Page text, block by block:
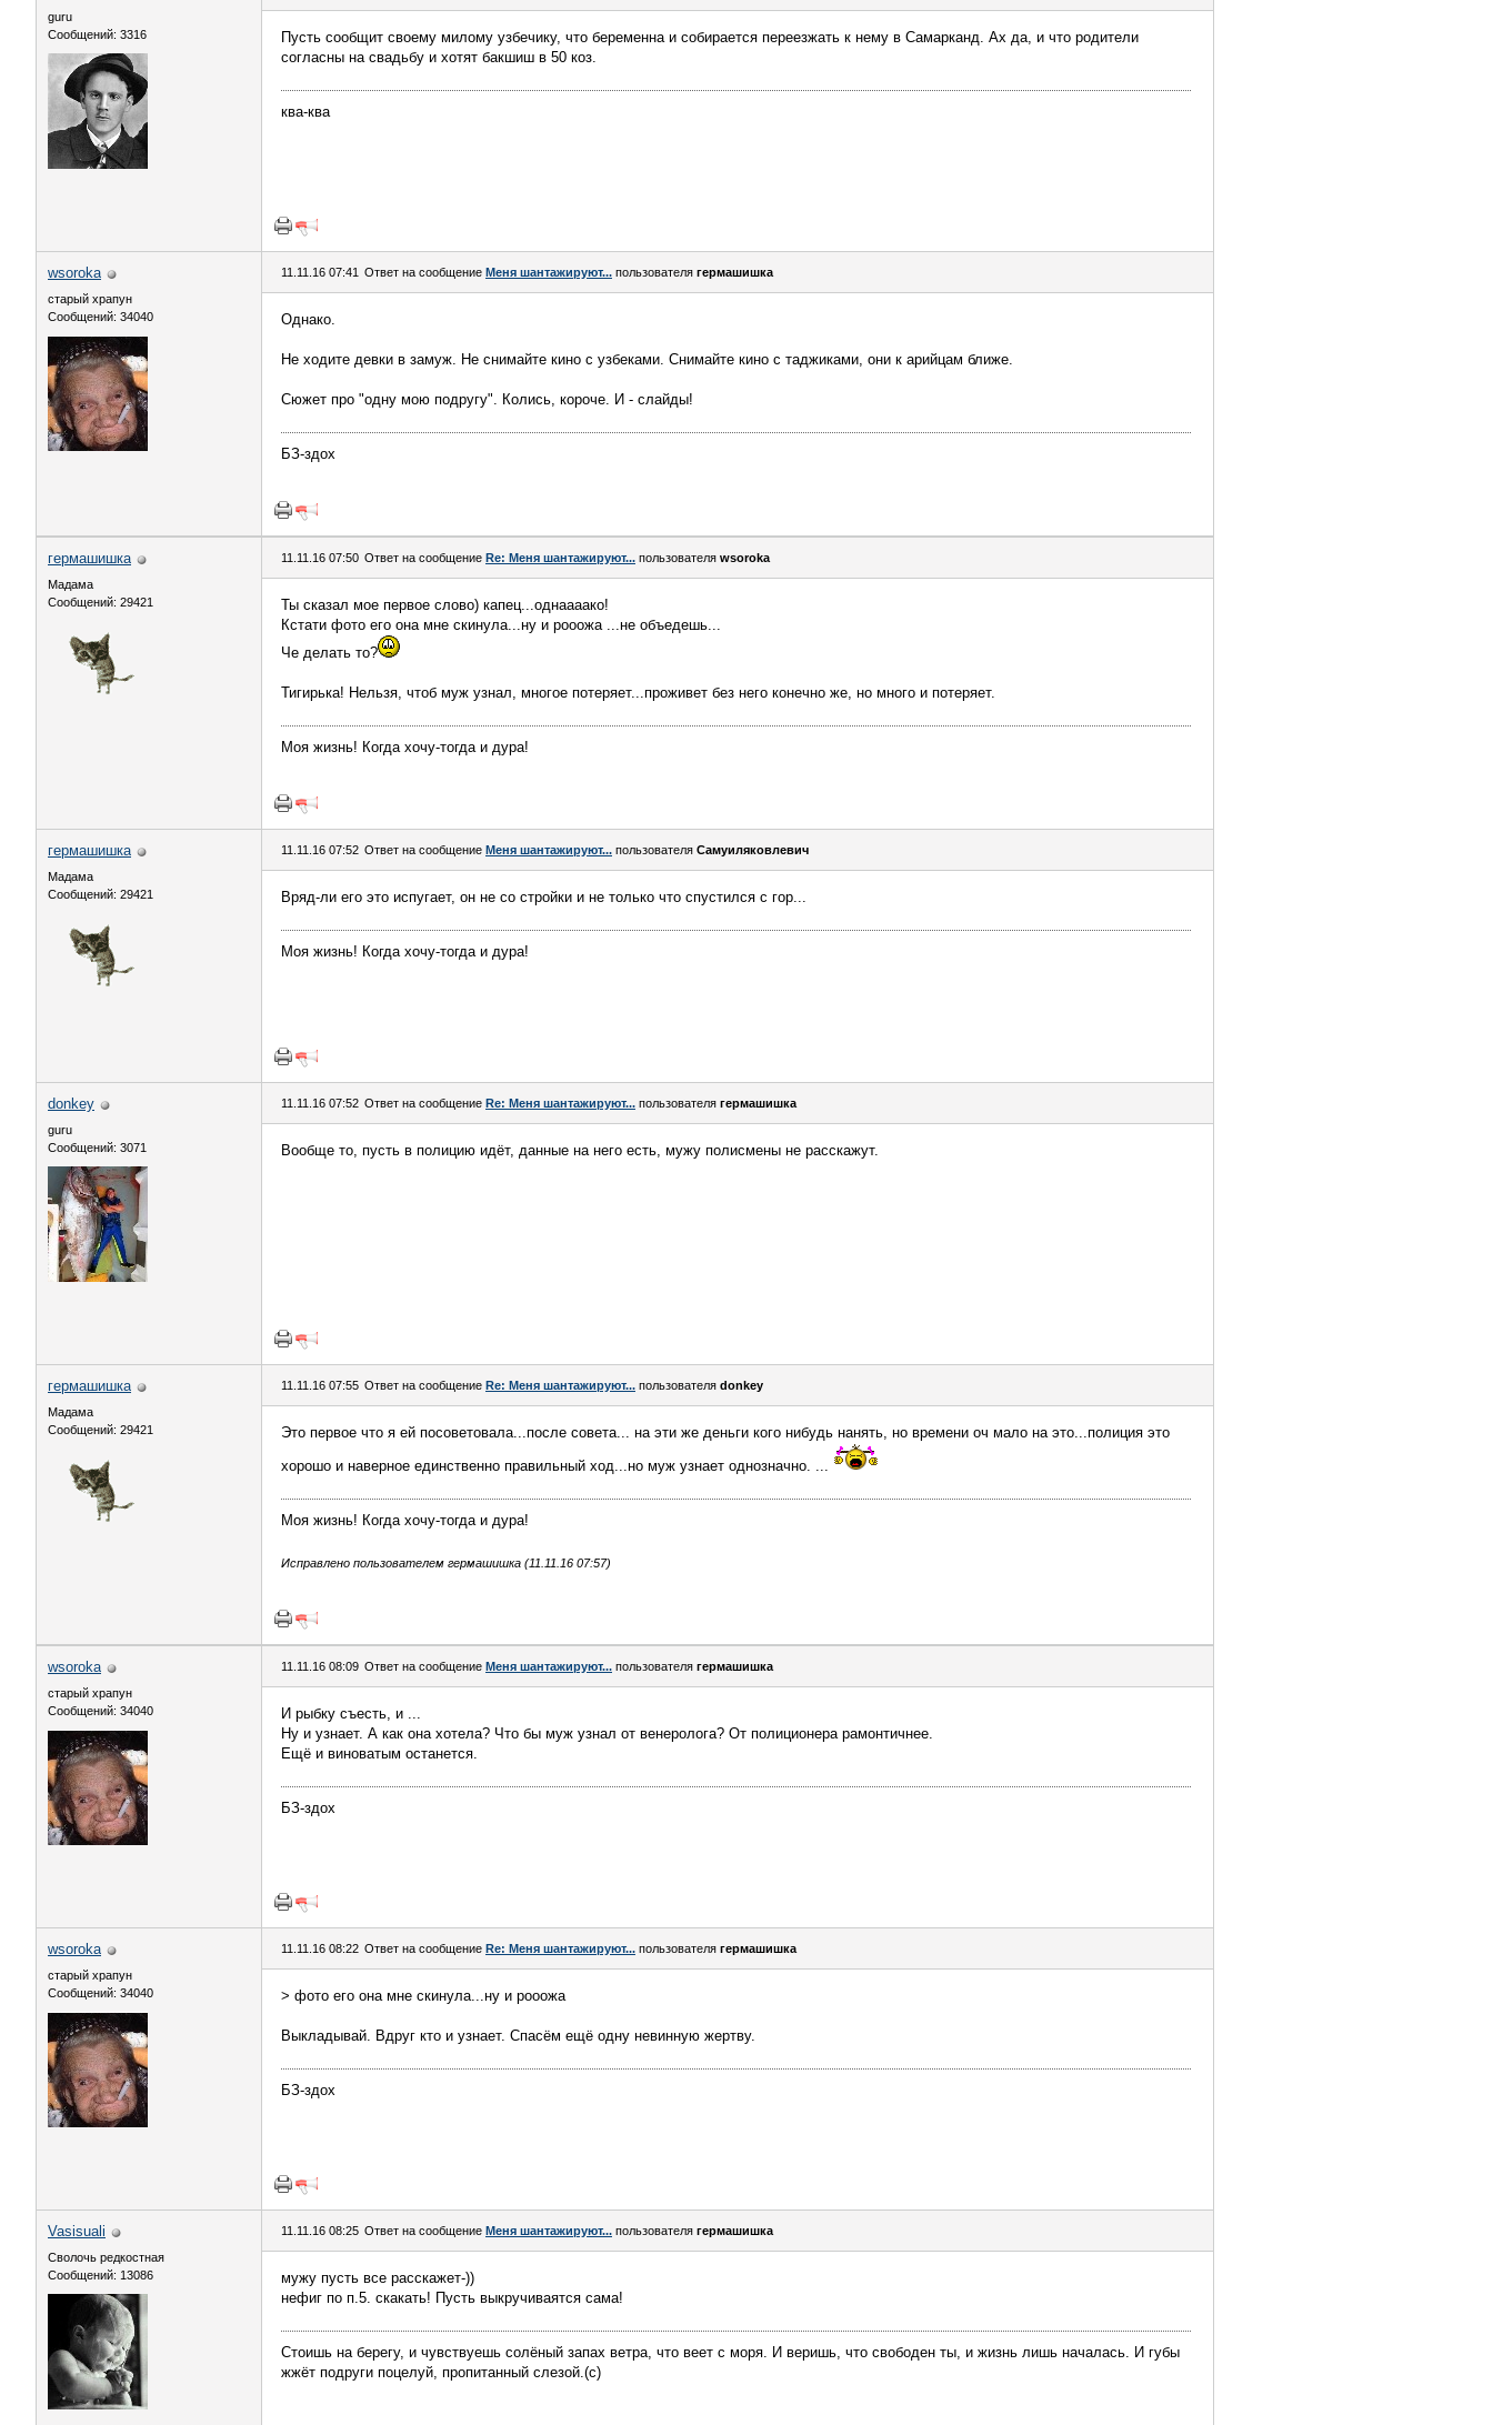
guru
Сообщений: 3316
Пусть сообщит своему милому узбечику, что беременна и собирается переезжать к нему в Самарканд. Ах да, и что родители
согласны на свадьбу и хотят бакшиш в 50 коз.
ква-ква
wsoroka
старый храпун
Сообщений: 34040
11.11.16 07:41 Ответ на сообщение Меня шантажируют... пользователя гермашишка
Однако.
Не ходите девки в замуж. Не снимайте кино с узбеками. Снимайте кино с таджиками, они к арийцам ближе.
Сюжет про "одну мою подругу". Колись, короче. И - слайды!
БЗ-здох
гермашишка
Мадама
Сообщений: 29421
11.11.16 07:50 Ответ на сообщение Re: Меня шантажируют... пользователя wsoroka
Ты сказал мое первое слово) капец...однаааако!
Кстати фото его она мне скинула...ну и рооожа ...не объедешь...
Че делать то?
Тигирька! Нельзя, чтоб муж узнал, многое потеряет...проживет без него конечно же, но много и потеряет.
Моя жизнь! Когда хочу-тогда и дура!
гермашишка
Мадама
Сообщений: 29421
11.11.16 07:52 Ответ на сообщение Меня шантажируют... пользователя Самуиляковлевич
Вряд-ли его это испугает, он не со стройки и не только что спустился с гор...
Моя жизнь! Когда хочу-тогда и дура!
donkey
guru
Сообщений: 3071
11.11.16 07:52 Ответ на сообщение Re: Меня шантажируют... пользователя гермашишка
Вообще то, пусть в полицию идёт, данные на него есть, мужу полисмены не расскажут.
гермашишка
Мадама
Сообщений: 29421
11.11.16 07:55 Ответ на сообщение Re: Меня шантажируют... пользователя donkey
Это первое что я ей посоветовала...после совета... на эти же деньги кого нибудь нанять, но времени оч мало на это...полиция это
хорошо и наверное единственно правильный ход...но муж узнает однозначно. ...
Моя жизнь! Когда хочу-тогда и дура!
Исправлено пользователем гермашишка (11.11.16 07:57)
wsoroka
старый храпун
Сообщений: 34040
11.11.16 08:09 Ответ на сообщение Меня шантажируют... пользователя гермашишка
И рыбку съесть, и ...
Ну и узнает. А как она хотела? Что бы муж узнал от венеролога? От полиционера рамонтичнее.
Ещё и виноватым останется.
БЗ-здох
wsoroka
старый храпун
Сообщений: 34040
11.11.16 08:22 Ответ на сообщение Re: Меня шантажируют... пользователя гермашишка
> фото его она мне скинула...ну и рооожа
Выкладывай. Вдруг кто и узнает. Спасём ещё одну невинную жертву.
БЗ-здох
Vasisuali
Сволочь редкостная
Сообщений: 13086
11.11.16 08:25 Ответ на сообщение Меня шантажируют... пользователя гермашишка
мужу пусть все расскажет-))
нефиг по п.5. скакать! Пусть выкручиваятся сама!
Стоишь на берегу, и чувствуешь солёный запах ветра, что веет с моря. И веришь, что свободен ты, и жизнь лишь началась. И губы
жжёт подруги поцелуй, пропитанный слезой.(с)